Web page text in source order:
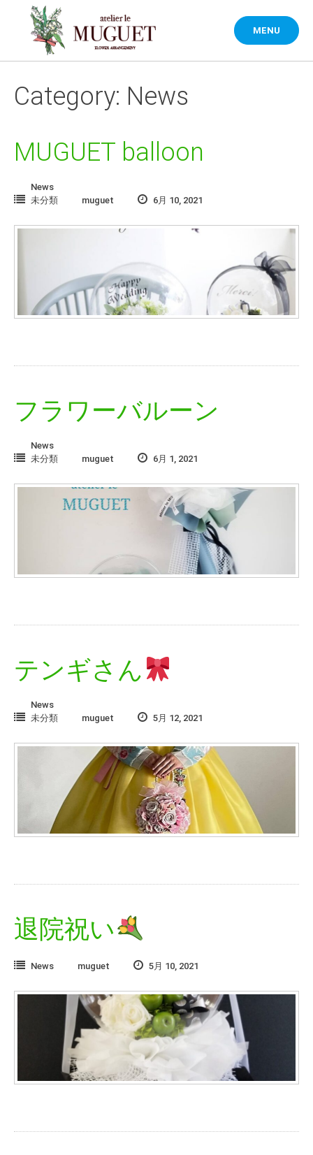
content
MENU
Category: News
MUGUET balloon
News
未分類
muguet 6月 10, 2021
フラワーバルーン
News
未分類
muguet 6月 1, 2021
テンギさん
News
未分類
muguet 5月 12, 2021
退院祝い
News muguet 5月 10, 2021